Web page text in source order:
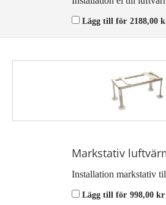
Lägg till för 2188,00
Markstativ
Installation markstativ
Lägg till för 998,00 kr